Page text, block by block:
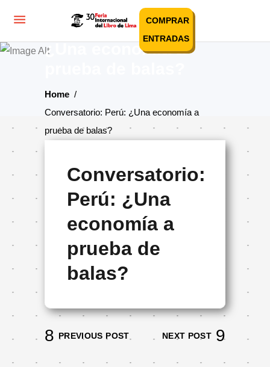
COMPRAR
ENTRADAS
Conversatorio: Perú:
¿Una economía a
Home /
Conversatorio: Perú: ¿Una economía a
prueba de balas?
Conversatorio:
Perú: ¿Una
economía a
prueba de
balas?
PREVIOUS POST NEXT POST